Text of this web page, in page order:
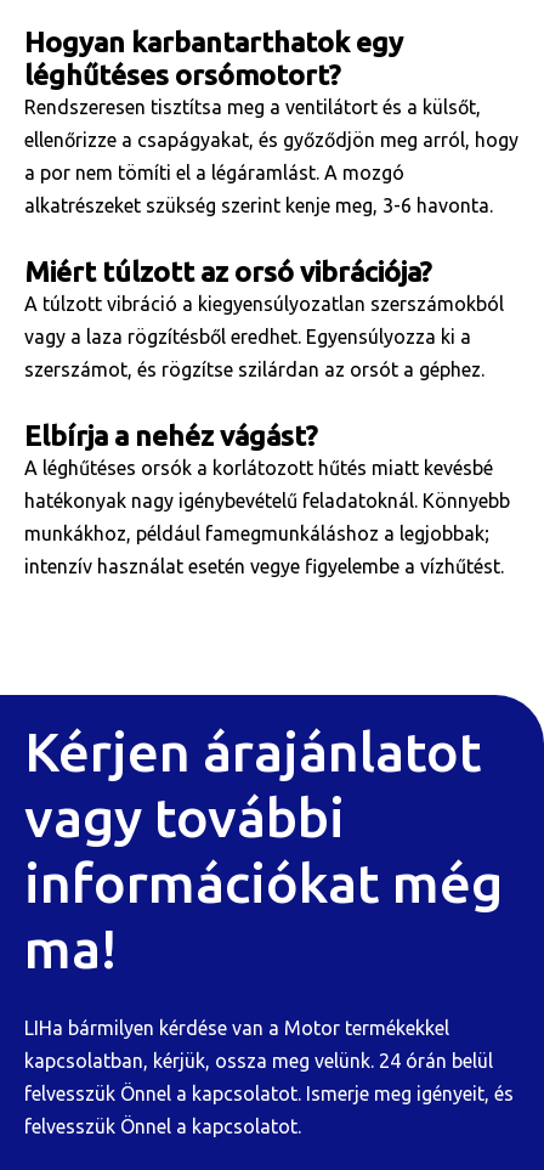
Hogyan karbantarthatok egy
léghűtéses orsómotort?
Rendszeresen tisztítsa meg a ventilátort és a külsőt,
ellenőrizze a csapágyakat, és győződjön meg arról, hogy
a por nem tömíti el a légáramlást. A mozgó
alkatrészeket szükség szerint kenje meg, 3-6 havonta.
Miért túlzott az orsó vibrációja?
A túlzott vibráció a kiegyensúlyozatlan szerszámokból
vagy a laza rögzítésből eredhet. Egyensúlyozza ki a
szerszámot, és rögzítse szilárdan az orsót a géphez.
Elbírja a nehéz vágást?
A léghűtéses orsók a korlátozott hűtés miatt kevésbé
hatékonyak nagy igénybevételű feladatoknál. Könnyebb
munkákhoz, például famegmunkáláshoz a legjobbak;
intenzív használat esetén vegye figyelembe a vízhűtést.
Kérjen árajánlatot
vagy további
információkat még
ma!
LIHa bármilyen kérdése van a Motor termékekkel
kapcsolatban, kérjük, ossza meg velünk. 24 órán belül
felvesszük Önnel a kapcsolatot. Ismerje meg igényeit, és
felvesszük Önnel a kapcsolatot.